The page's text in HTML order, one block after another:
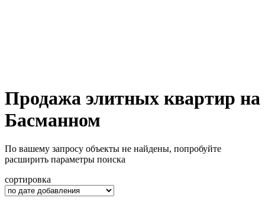
Продажа элитных квартир на
Басманном
По вашему запросу объекты не найдены, попробуйте
расширить параметры поиска
сортировка